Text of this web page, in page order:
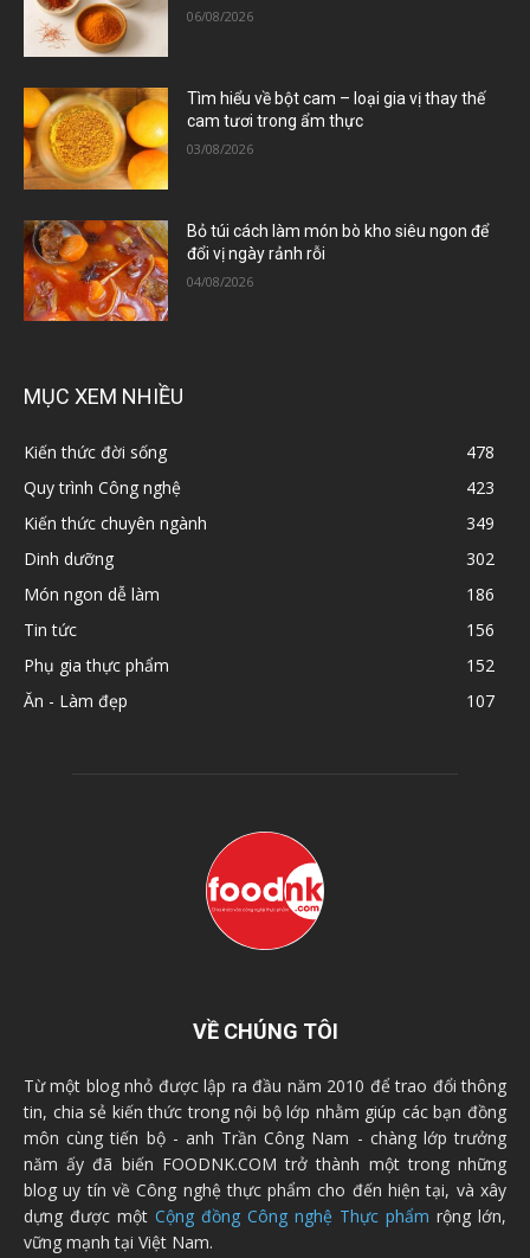
06/08/2026
Tìm hiểu về bột cam – loại gia vị thay thế
cam tươi trong ẩm thực
03/08/2026
Bỏ túi cách làm món bò kho siêu ngon để
đổi vị ngày rảnh rỗi
04/08/2026
MỤC XEM NHIỀU
Kiến thức đời sống
478
Quy trình Công nghệ
423
Kiến thức chuyên ngành
349
Dinh dưỡng
302
Món ngon dễ làm
186
Tin tức
156
Phụ gia thực phẩm
152
Ăn - Làm đẹp
107
VỀ CHÚNG TÔI
Từ một blog nhỏ được lập ra đầu năm 2010 để trao đổi thông
tin, chia sẻ kiến thức trong nội bộ lớp nhằm giúp các bạn đồng
môn cùng tiến bộ - anh Trần Công Nam - chàng lớp trưởng
năm ấy đã biến FOODNK.COM trở thành một trong những
blog uy tín về Công nghệ thực phẩm cho đến hiện tại, và xây
dựng được một Cộng đồng Công nghệ Thực phẩm rộng lớn,
vững mạnh tại Việt Nam.